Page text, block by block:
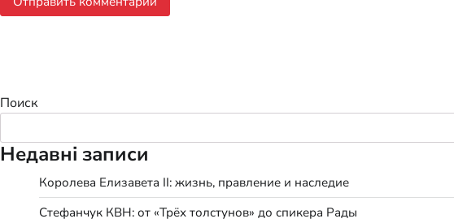
Поиск
Недавні записи
Королева Елизавета II: жизнь, правление и наследие
Стефанчук КВН: от «Трёх толстунов» до спикера Рады